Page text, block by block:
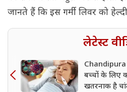
जानते हैं कि इस गर्मी लिवर को
लेटेस्ट
बच्चों के लिए
खतरनाक है